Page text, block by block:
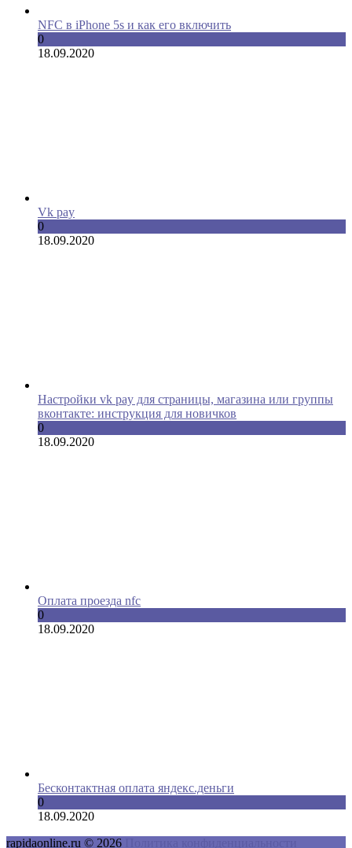
NFC в iPhone 5s и как его включить
0
18.09.2020
Vk pay
0
18.09.2020
Настройки vk pay для страницы, магазина или группы
вконтакте: инструкция для новичков
0
18.09.2020
Оплата проезда nfc
0
18.09.2020
Бесконтактная оплата яндекс.деньги
0
18.09.2020
rapidaonline.ru © 2026